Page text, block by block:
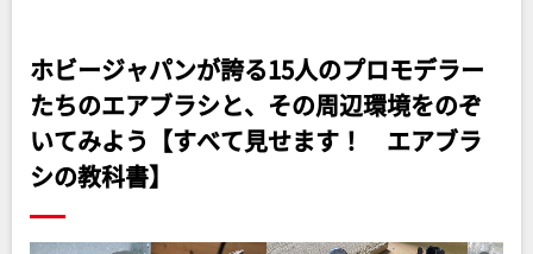
ホビージャパンが誇る15人のプロモデラー
たちのエアブラシと、その周辺環境をのぞ
いてみよう【すべて見せます！ エアブラ
シの教科書】